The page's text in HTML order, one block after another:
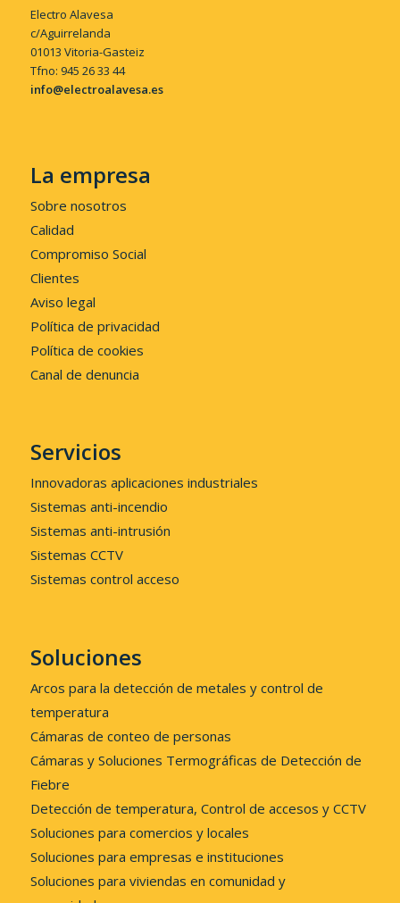
Electro Alavesa
c/Aguirrelanda
01013 Vitoria-Gasteiz
Tfno: 945 26 33 44
info@electroalavesa.es
La empresa
Sobre nosotros
Calidad
Compromiso Social
Clientes
Aviso legal
Política de privacidad
Política de cookies
Canal de denuncia
Servicios
Innovadoras aplicaciones industriales
Sistemas anti-incendio
Sistemas anti-intrusión
Sistemas CCTV
Sistemas control acceso
Soluciones
Arcos para la detección de metales y control de
temperatura
Cámaras de conteo de personas
Cámaras y Soluciones Termográficas de Detección de
Fiebre
Detección de temperatura, Control de accesos y CCTV
Soluciones para comercios y locales
Soluciones para empresas e instituciones
Soluciones para viviendas en comunidad y